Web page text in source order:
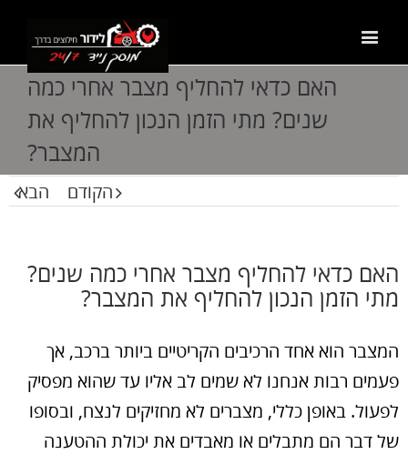
האם כדאי להחליף מצבר אחרי כמה
שנים? מתי הזמן הנכון להחליף את
המצבר?
הקודם הבא
האם כדאי להחליף מצבר אחרי כמה שנים?
מתי הזמן הנכון להחליף את המצבר?
המצבר הוא אחד הרכיבים הקריטיים ביותר ברכב, אך
פעמים רבות אנחנו לא שמים לב אליו עד שהוא מפסיק
לפעול. באופן כללי, מצברים לא מחזיקים לנצח, ובסופו
של דבר הם מתבלים או מאבדים את יכולת ההטענה